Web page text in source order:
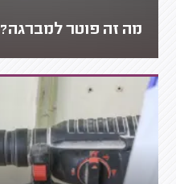
מה זה פוטר למברגה?